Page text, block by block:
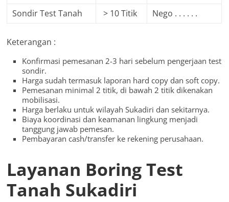
Sondir Test Tanah
> 10 Titik Nego . . . . . .
Keterangan :
Konfirmasi pemesanan 2-3 hari sebelum pengerjaan test
sondir.
Harga sudah termasuk laporan hard copy dan soft copy.
Pemesanan minimal 2 titik, di bawah 2 titik dikenakan
mobilisasi.
Harga berlaku untuk wilayah Sukadiri dan sekitarnya.
Biaya koordinasi dan keamanan lingkung menjadi
tanggung jawab pemesan.
Pembayaran cash/transfer ke rekening perusahaan.
Layanan Boring Test
Tanah Sukadiri